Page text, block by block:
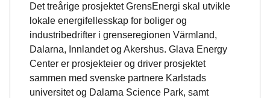
Det treårige prosjektet GrensEnergi skal utvikle
lokale energifellesskap for boliger og
industribedrifter i grenseregionen Värmland,
Dalarna, Innlandet og Akershus. Glava Energy
Center er prosjekteier og driver prosjektet
sammen med svenske partnere Karlstads
universitet og Dalarna Science Park, samt